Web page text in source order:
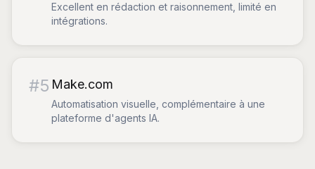
Excellent en rédaction et raisonnement, limité en
intégrations.
#5 Make.com
Automatisation visuelle, complémentaire à une
plateforme d'agents IA.